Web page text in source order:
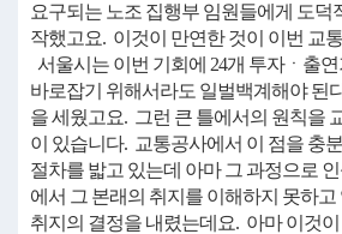
요구되는 노조 집행부 임원들에게 도덕
작했고요. 이것이 만연한 것이 이번 교
서울시는 이번 기회에 24개 투자ㆍ출
바로잡기 위해서라도 일벌백계해야 된
을 세웠고요. 그런 큰 틀에서의 원칙을
이 있습니다. 교통공사에서 이 점을 충
절차를 밟고 있는데 아마 그 과정으로
에서 그 본래의 취지를 이해하지 못하
취지의 결정을 내렸는데요. 아마 이것